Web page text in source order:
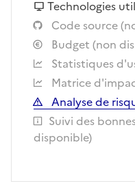
Technologies
Code source
Budget (non
Statistiques
Matrice
Analyse de
Suivi des
disponible)